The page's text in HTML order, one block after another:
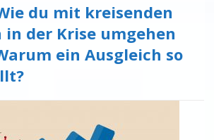
du mit kreisenden
in der Krise umgehen
ein Ausgleich so